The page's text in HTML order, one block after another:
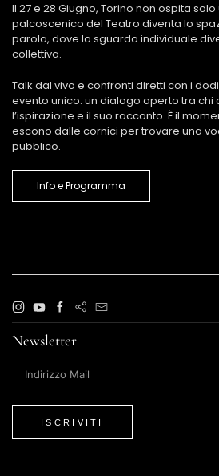
Il 27 e 28 Giugno, Torino non ospita
palcoscenico del Teatro diventa lo
parola, dove lo sguardo individuale
collettiva.
Talk dal vivo e confronti diretti con i
evento unico: un dialogo aperto tra chi
l’ispirazione e il suo racconto. È il
escono dalle cornici per trovare una
pubblico.
Info e Programma
Newsletter
ISCRIVITI